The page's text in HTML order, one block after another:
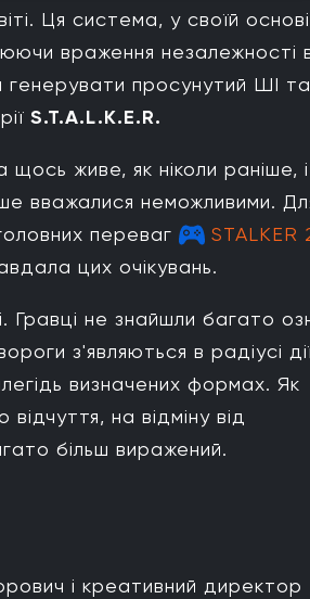
Ця система, у своїй
враження незалежності
генерувати просунутий ШІ та
S.T.A.L.K.E.R.
живе, як ніколи раніше, і
вважалися неможливими.
переваг STALKER
цих очікувань.
Гравці не знайшли багато
з'являються в радіусі
визначених формах. Як
відчуття, на відміну від
більш виражений.
і креативний директор